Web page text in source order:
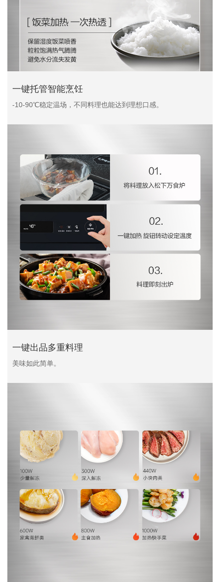
一键托管智能烹饪
-10-90℃稳定温场，不同料理也能达到理想口感。
一键出品多重料理
美味如此简单。